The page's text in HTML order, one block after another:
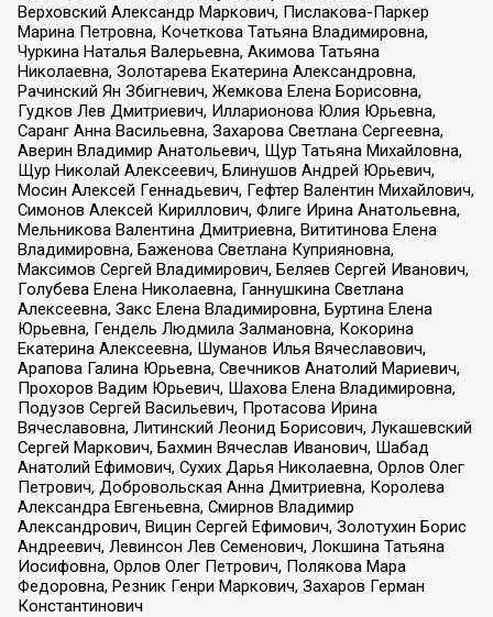
Верховский Александр Маркович, Пислакова-Паркер
Марина Петровна, Кочеткова Татьяна Владимировна,
Чуркина Наталья Валерьевна, Акимова Татьяна
Николаевна, Золотарева Екатерина Александровна,
Рачинский Ян Збигневич, Жемкова Елена Борисовна,
Гудков Лев Дмитриевич, Илларионова Юлия Юрьевна,
Саранг Анна Васильевна, Захарова Светлана Сергеевна,
Аверин Владимир Анатольевич, Щур Татьяна Михайловна,
Щур Николай Алексеевич, Блинушов Андрей Юрьевич,
Мосин Алексей Геннадьевич, Гефтер Валентин Михайлович,
Симонов Алексей Кириллович, Флиге Ирина Анатольевна,
Мельникова Валентина Дмитриевна, Вититинова Елена
Владимировна, Баженова Светлана Куприяновна,
Максимов Сергей Владимирович, Беляев Сергей Иванович,
Голубева Елена Николаевна, Ганнушкина Светлана
Алексеевна, Закс Елена Владимировна, Буртина Елена
Юрьевна, Гендель Людмила Залмановна, Кокорина
Екатерина Алексеевна, Шуманов Илья Вячеславович,
Арапова Галина Юрьевна, Свечников Анатолий Мариевич,
Прохоров Вадим Юрьевич, Шахова Елена Владимировна,
Подузов Сергей Васильевич, Протасова Ирина
Вячеславовна, Литинский Леонид Борисович, Лукашевский
Сергей Маркович, Бахмин Вячеслав Иванович, Шабад
Анатолий Ефимович, Сухих Дарья Николаевна, Орлов Олег
Петрович, Добровольская Анна Дмитриевна, Королева
Александра Евгеньевна, Смирнов Владимир
Александрович, Вицин Сергей Ефимович, Золотухин Борис
Андреевич, Левинсон Лев Семенович, Локшина Татьяна
Иосифовна, Орлов Олег Петрович, Полякова Мара
Федоровна, Резник Генри Маркович, Захаров Герман
Константинович